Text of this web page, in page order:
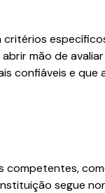
mão de
confiáveis e que
segue